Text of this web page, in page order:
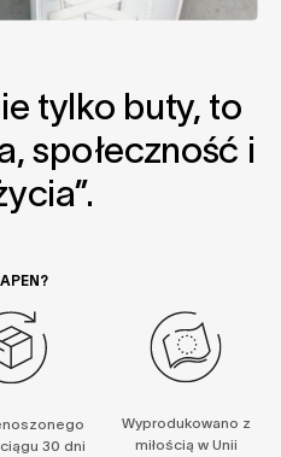
tylko buty, to
społeczność i
30 dni
Wyprodukowano z
miłością w Unii